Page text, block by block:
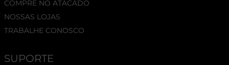
COMPRE NO ATACADO
NOSSAS LOJAS
TRABALHE CONOSCO
SUPORTE